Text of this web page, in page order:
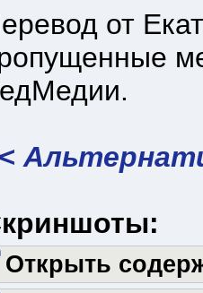
от
Открыть